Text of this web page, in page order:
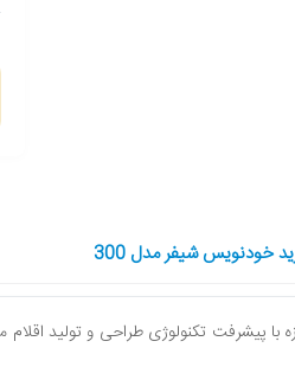
خودنویس شیفر مدل 300
با پیشرفت تکنولوژی طراحی و تولید